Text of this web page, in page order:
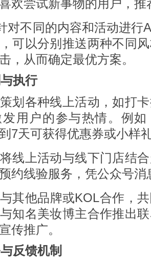
欢尝试新事物的用户，
对不同的内容和活动进
可以分别推送两种不同
，从而确定最优方案。
执行
策划各种线上活动，如打
用户的参与热情。例如
7天可获得优惠券或小样
将线上活动与线下门店结
约线验服务，凭公众号
其他品牌或KOL合作，
知名美妆博主合作推出
传推广。
反馈机制